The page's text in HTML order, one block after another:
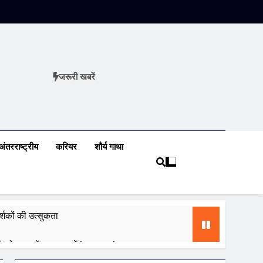
जरूरी खबरें
करियर शौर्य गाथा
की उत्सुकता
को ध्यान में रखकर करें innovation